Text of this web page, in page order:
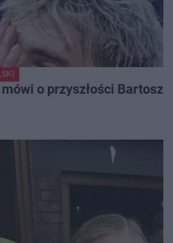
o przyszłości